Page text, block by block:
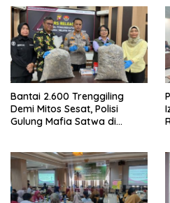
Bantai 2.600 Trenggiling
Demi Mitos Sesat, Polisi
Gulung Mafia Satwa di